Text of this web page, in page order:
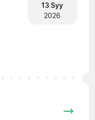
13 Syy
2026